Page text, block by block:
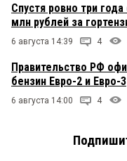
Спустя ровно три
млн рублей за
6 августа 14:39 4
Правительство РФ
бензин Евро-2 и Евро-3
6 августа 14:00 4